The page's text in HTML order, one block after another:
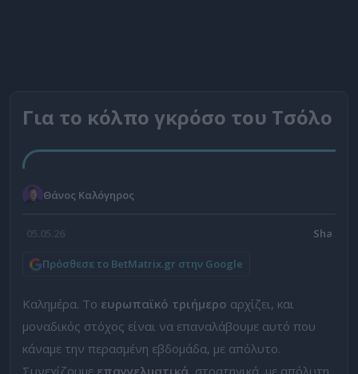
Για το κόλπο γκρόσο του Τσόλο
Θάνος Καλόγηρος
05.05.26
Πρόσθεσε το BetMatrix.gr στην Google
Καλημέρα. Το ευρωπαϊκό τριήμερο αρχίζει, και
μοναδικός στόχος είναι να επαναλάβουμε αυτό που
κάναμε την περασμένη εβδομάδα, με απόλυτο.
Συνεχίζουμε επαγγελματικά, στρατηγικά, με απόλυτη